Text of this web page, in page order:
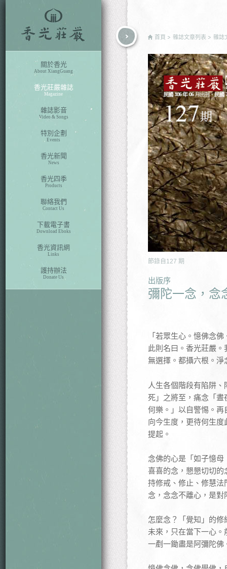
關於香光
About XiangGuang
香光莊嚴雜誌
Magazine
雜誌影音
Video & Songs
特別企劃
Events
香光新聞
News
香光四季
Products
聯絡我們
Contact Us
下載電子書
Download Eboks
香光資訊網
Links
護持辦法
Donate Us
首頁 雜誌文章列表 雜誌
節錄自 127 期
出版序
彌陀一念，念
「若眾生心。憶佛念
此則名曰。香光莊嚴
無選擇。都攝六根。
人生各個階段有陷阱
死」之將至，痛念「
何樂。」以自警惕。
向今生度，更待何生
提起。
念佛的心是「如子憶
喜喜的念，懇懇切切
持修戒、修止、修慧
念，念念不離心，是
怎麼念？「覺知」的
未來，只在當下一心
一剷一鋤盡是阿彌陀